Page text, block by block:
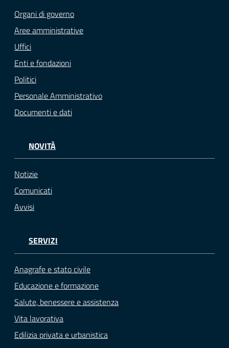
Organi di governo
Aree amministrative
Uffici
Enti e fondazioni
Politici
Personale Amministrativo
Documenti e dati
NOVITÀ
Notizie
Comunicati
Avvisi
SERVIZI
Anagrafe e stato civile
Educazione e formazione
Salute, benessere e assistenza
Vita lavorativa
Edilizia privata e urbanistica